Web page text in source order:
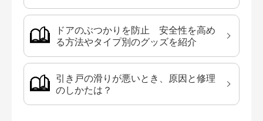
ドアのぶつかりを防止 安全性を高め
る方法やタイプ別のグッズを紹介
引き戸の滑りが悪いとき、原因と修理
のしかたは？